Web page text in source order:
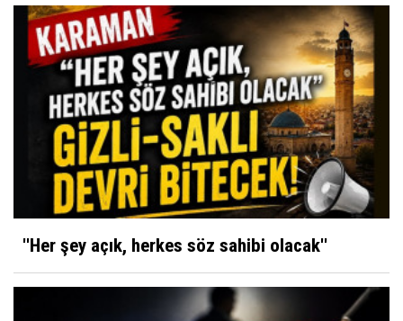
''Her şey açık, herkes söz sahibi olacak''